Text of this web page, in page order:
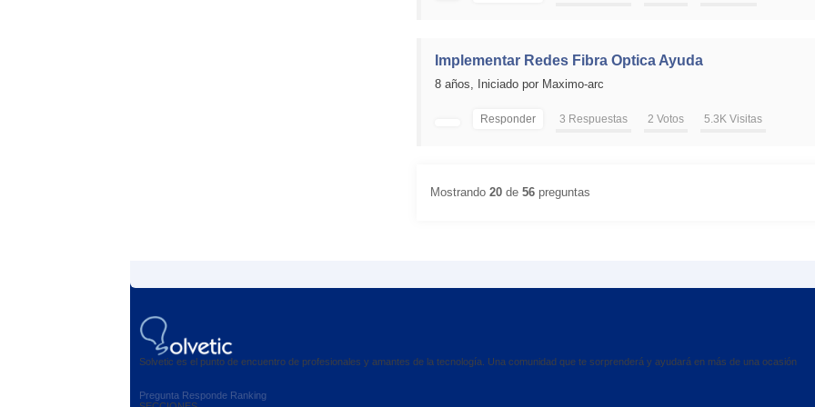
Implementar Redes Fibra Optica Ayuda
8 años, Iniciado por Maximo-arc
Responder 3 Respuestas 2 Votos 5.3K Visitas
Mostrando 20 de 56 preguntas
Solvetic es el punto de encuentro de profesionales y amantes de la tecnología. Una comunidad que te sorprenderá y ayudará en más de una ocasión
Pregunta Responde Ranking